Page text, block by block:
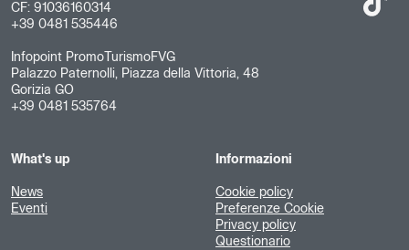
CF: 91036160314
+39 0481 535446
Infopoint PromoTurismoFVG
Palazzo Paternolli, Piazza della Vittoria, 48
Gorizia GO
+39 0481 535764
What's up
News
Eventi
Informazioni
Cookie policy
Preferenze Cookie
Privacy policy
Questionario